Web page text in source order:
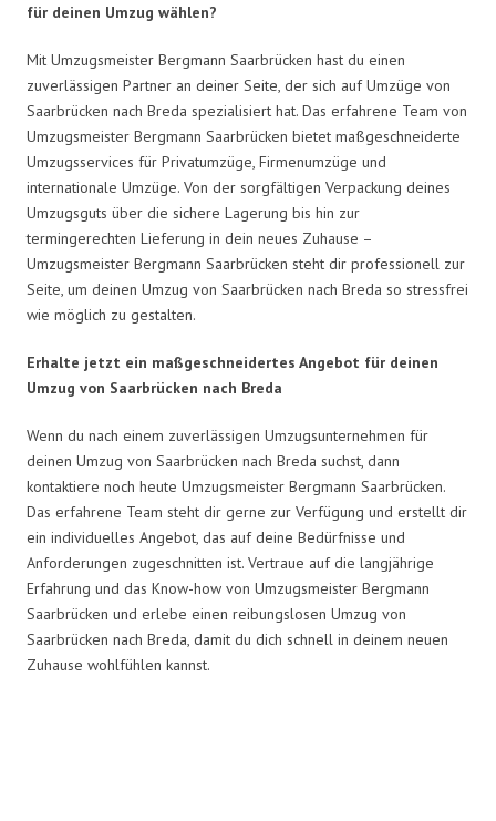
für deinen Umzug wählen?
Mit Umzugsmeister Bergmann Saarbrücken hast du einen
zuverlässigen Partner an deiner Seite, der sich auf Umzüge von
Saarbrücken nach Breda spezialisiert hat. Das erfahrene Team von
Umzugsmeister Bergmann Saarbrücken bietet maßgeschneiderte
Umzugsservices für Privatumzüge, Firmenumzüge und
internationale Umzüge. Von der sorgfältigen Verpackung deines
Umzugsguts über die sichere Lagerung bis hin zur
termingerechten Lieferung in dein neues Zuhause –
Umzugsmeister Bergmann Saarbrücken steht dir professionell zur
Seite, um deinen Umzug von Saarbrücken nach Breda so stressfrei
wie möglich zu gestalten.
Erhalte jetzt ein maßgeschneidertes Angebot für deinen
Umzug von Saarbrücken nach Breda
Wenn du nach einem zuverlässigen Umzugsunternehmen für
deinen Umzug von Saarbrücken nach Breda suchst, dann
kontaktiere noch heute Umzugsmeister Bergmann Saarbrücken.
Das erfahrene Team steht dir gerne zur Verfügung und erstellt dir
ein individuelles Angebot, das auf deine Bedürfnisse und
Anforderungen zugeschnitten ist. Vertraue auf die langjährige
Erfahrung und das Know-how von Umzugsmeister Bergmann
Saarbrücken und erlebe einen reibungslosen Umzug von
Saarbrücken nach Breda, damit du dich schnell in deinem neuen
Zuhause wohlfühlen kannst.